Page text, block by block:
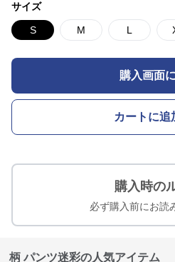
サイズ
S M L
購入画面
カートに追
購入時の
必ず購入前にお読
柄 パンツ迷彩の人気アイテム